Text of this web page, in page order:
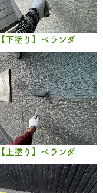
【下塗り】ベランダ
【上塗り】ベランダ